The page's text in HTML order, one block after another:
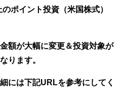
ポイント投資（米国株式）
額が大幅に変更＆投資対象が
ります。
には下記URLを参考にしてく